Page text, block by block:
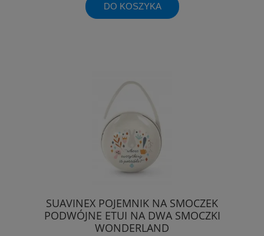
DO KOSZYKA
SUAVINEX POJEMNIK NA SMOCZEK
PODWÓJNE ETUI NA DWA SMOCZKI
WONDERLAND